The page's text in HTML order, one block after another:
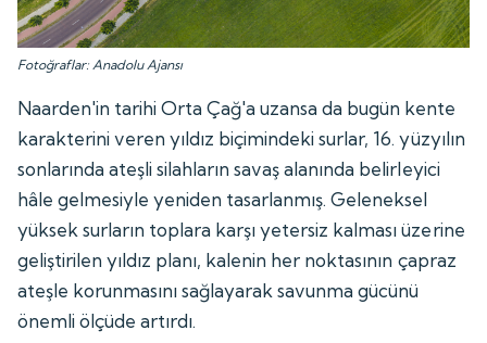
Fotoğraflar: Anadolu Ajansı
Naarden'in tarihi Orta Çağ'a uzansa da bugün kente
karakterini veren yıldız biçimindeki surlar, 16. yüzyılın
sonlarında ateşli silahların savaş alanında belirleyici
hâle gelmesiyle yeniden tasarlanmış. Geleneksel
yüksek surların toplara karşı yetersiz kalması üzerine
geliştirilen yıldız planı, kalenin her noktasının çapraz
ateşle korunmasını sağlayarak savunma gücünü
önemli ölçüde artırdı.